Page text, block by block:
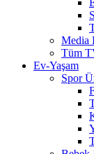
Media
Tüm
Ev-Yaşam
Spor